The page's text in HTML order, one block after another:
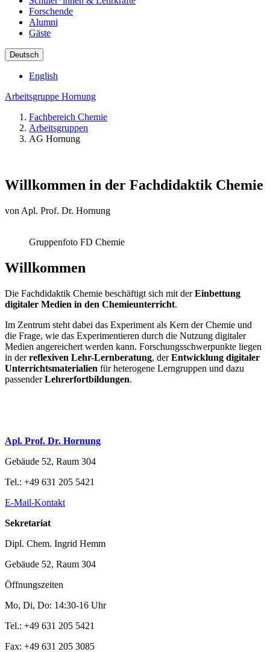
Forschende
Alumni
Gäste
Deutsch
English
Arbeitsgruppe Hornung
Fachbereich Chemie
Arbeitsgruppen
AG Hornung
Willkommen in der Fachdidaktik Chemie
von Apl. Prof. Dr. Hornung
Gruppenfoto FD Chemie
Willkommen
Die Fachdidaktik Chemie beschäftigt sich mit derEinbettung
digitaler Medien in den Chemieunterricht.
Im Zentrum steht dabei das Experiment als Kern der Chemie und
die Frage, wie das Experimentieren durch die Nutzung digitaler
Medien angereichert werden kann. Forschungsschwerpunkte liegen
in derreflexiven Lehr-Lernberatung, derEntwicklung digitaler
Unterrichtsmaterialien für heterogene Lerngruppen und dazu
passenderLehrerfortbildungen.
Apl. Prof. Dr. Hornung
Gebäude 52, Raum 304
Tel.: +49 631 205 5421
E-Mail-Kontakt
Sekretariat
Dipl. Chem. Ingrid Hemm
Gebäude 52, Raum 304
Öffnungszeiten
Mo, Di, Do: 14:30-16 Uhr
Tel.: +49 631 205 5421
Fax: +49 631 205 3085